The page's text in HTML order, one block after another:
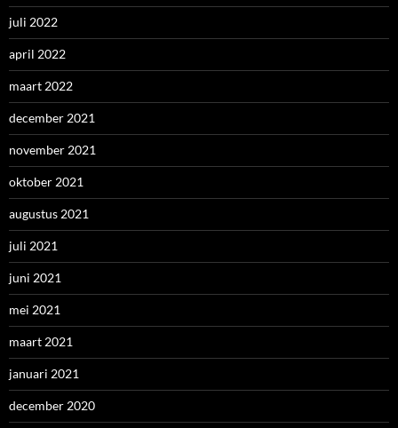
juli 2022
april 2022
maart 2022
december 2021
november 2021
oktober 2021
augustus 2021
juli 2021
juni 2021
mei 2021
maart 2021
januari 2021
december 2020